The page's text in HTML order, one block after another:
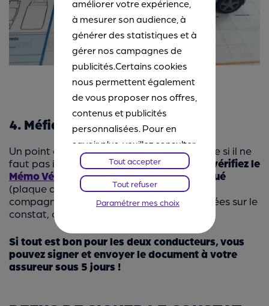
4. Méfiance ....
Un point également à ne pas oublier, même si il ne
faut pas imaginer le pire en permanence :
vérifiez le
Mémo Véhicule Assurédu véhicule impliqué
(plaque d’immatriculation, date de validé,
compagnie…). En cas d’informations erronées sur le
constat, cela compliquerait la procédure.
Si tout est bon pour les deux conducteurs, vous
pouvez signer et envoyer le document à votre
assureur sous 5 jours !
améliorer votre expérience,
à mesurer son audience, à
générer des statistiques et à
gérer nos campagnes de
publicités.Certains cookies
nous permettent également
de vous proposer nos offres,
contenus et publicités
personnalisées. Pour en
savoir plus, veuillez consulter
notre
Chartes Cookies
. Vous
pourrez à tout moment
paramétrer vos choix et
refuser certains cookies.
Tout accepter
Tout refuser
Paramétrer mes choix